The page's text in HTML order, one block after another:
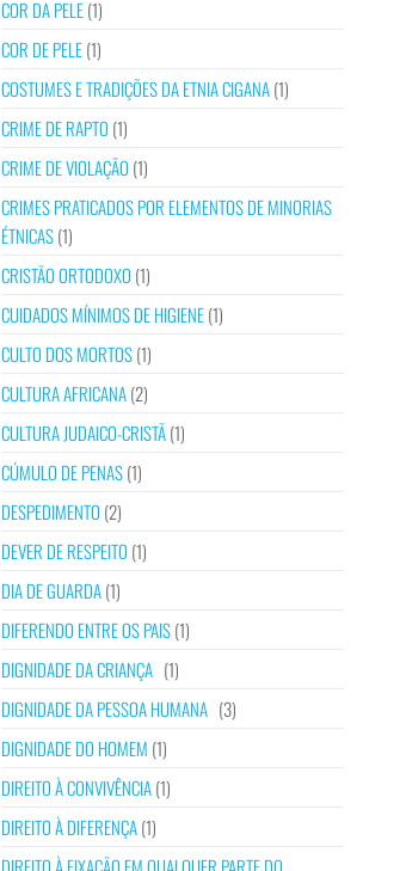
COR DA PELE(1)
COR DE PELE(1)
COSTUMES E TRADIÇÕES DA ETNIA CIGANA(1)
CRIME DE RAPTO (1)
CRIME DE VIOLAÇÃO (1)
CRIMES PRATICADOS POR ELEMENTOS DE MINORIAS
ÉTNICAS(1)
CRISTÃO ORTODOXO (1)
CUIDADOS MÍNIMOS DE HIGIENE(1)
CULTO DOS MORTOS(1)
CULTURA AFRICANA(2)
CULTURA JUDAICO-CRISTÃ(1)
CÚMULO DE PENAS(1)
DESPEDIMENTO (2)
DEVER DE RESPEITO (1)
DIA DE GUARDA(1)
DIFERENDO ENTRE OS PAIS(1)
DIGNIDADE DA CRIANÇA (1)
DIGNIDADE DA PESSOA HUMANA (3)
DIGNIDADE DO HOMEM (1)
DIREITO À CONVIVÊNCIA(1)
DIREITO À DIFERENÇA(1)